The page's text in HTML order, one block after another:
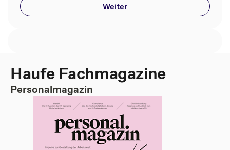
Weiter
Haufe Fachmagazine
Personalmagazin